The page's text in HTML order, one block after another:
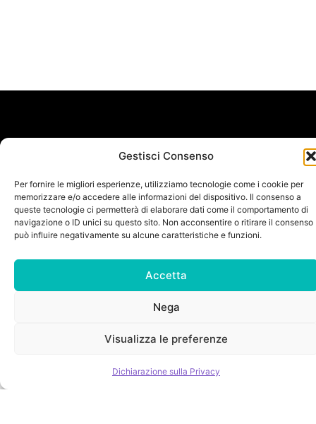
Gestisci Consenso
Per fornire le migliori esperienze, utilizziamo tecnologie come i cookie per
memorizzare e/o accedere alle informazioni del dispositivo. Il consenso a
queste tecnologie ci permetterà di elaborare dati come il comportamento di
navigazione o ID unici su questo sito. Non acconsentire o ritirare il consenso
può influire negativamente su alcune caratteristiche e funzioni.
Accetta
Nega
Visualizza le preferenze
Dichiarazione sulla Privacy
Trip
Free
Floating
Flotta
Servizi
in
Sharing
Servizi
in
Come
Mappa
Blog
For
di
aiuto?
Scarica